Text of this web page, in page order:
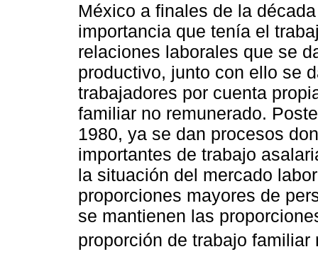
México a finales de la
importancia que tenía el
relaciones laborales que se
productivo, junto con ello se
trabajadores por cuenta
familiar no remunerado.
1980, ya se dan procesos
importantes de trabajo
la situación del mercado
proporciones mayores de
se mantienen las
proporción de trabajo familiar